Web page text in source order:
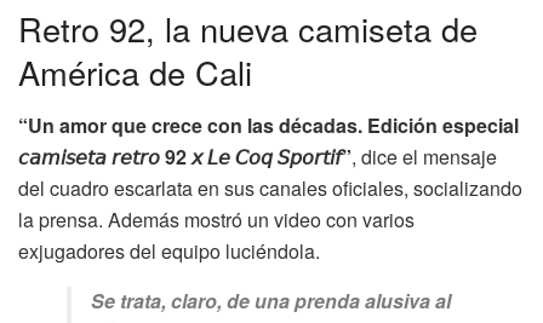
Retro 92, la nueva camiseta de
América de Cali
“Un amor que crece con las décadas. Edición especial
𝘤𝘢𝘮𝘪𝘴𝘦𝘵𝘢 𝘳𝘦𝘵𝘳𝘰 92 𝘹 𝘓𝘦 𝘊𝘰𝘲 𝘚𝘱𝘰𝘳𝘵𝘪𝘧”, dice el mensaje
del cuadro escarlata en sus canales oficiales, socializando
la prensa. Además mostró un video con varios
exjugadores del equipo luciéndola.
Se trata, claro, de una prenda alusiva al